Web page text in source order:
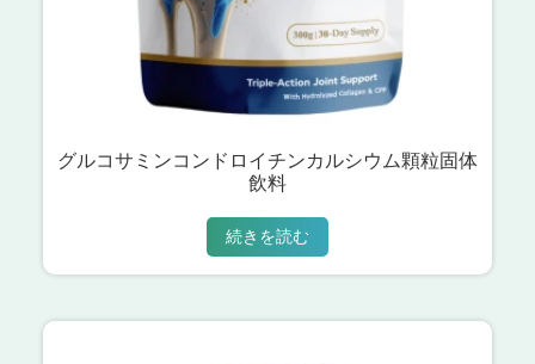
グルコサミンコンドロイチンカルシウム顆粒固体
飲料
続きを読む